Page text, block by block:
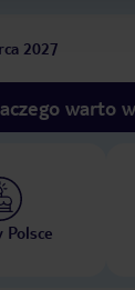
2027
warto
Polsce